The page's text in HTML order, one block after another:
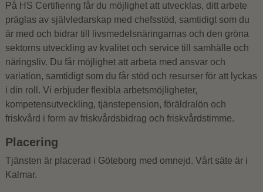
På HS Certifiering får du möjlighet att utvecklas, ditt arbete
präglas av självledarskap med chefsstöd, samtidigt som du
är med och bidrar till livsmedelsnäringarnas och den gröna
sektorns utveckling av kvalitet och service till samhälle och
näringsliv. Du får möjlighet att arbeta med ansvar och
variation, samtidigt som du får stöd och resurser för att lyckas
i din roll. Vi erbjuder flexibla arbetsmöjligheter,
kompetensutveckling, tjänstepension, föräldralön och
friskvård i form av friskvårdsbidrag och friskvårdstimme.
Placering
Tjänsten är placerad i Göteborg med omnejd. Vårt säte är i
Kalmar.